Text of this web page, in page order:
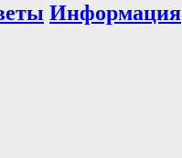
Информация